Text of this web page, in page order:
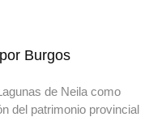
Burgos
de Neila como
del patrimonio provincial